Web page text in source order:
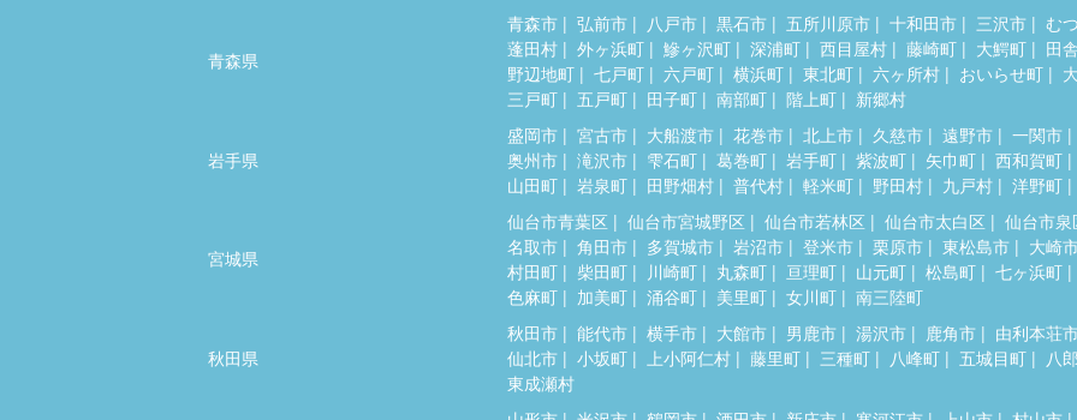
青森県
青森市 弘前市 八戸市 黒石市 五所川原市 十和田市 三沢市
む
蓬田村
外ヶ浜町 鰺ヶ沢町 深浦町 西目屋村 藤崎町 大鰐町
田
野辺地町
七戸町 六戸町 横浜町 東北町 六ヶ所村 おいらせ町
三戸町
五戸町 田子町 南部町 階上町 新郷村
岩手県
盛岡市 宮古市 大船渡市 花巻市 北上市 久慈市 遠野市
一関市
奥州市
滝沢市 雫石町 葛巻町 岩手町 紫波町 矢巾町
西和賀町
山田町
岩泉町 田野畑村 普代村 軽米町 野田村 九戸村 洋野町
宮城県
仙台市青葉区 仙台市宮城野区 仙台市若林区 仙台市太白区
仙台市泉
名取市
角田市 多賀城市 岩沼市 登米市 栗原市 東松島市
大崎
村田町
柴田町 川崎町 丸森町 亘理町 山元町 松島町
七ヶ浜町
色麻町
加美町 涌谷町 美里町 女川町 南三陸町
秋田県
秋田市 能代市 横手市 大館市 男鹿市 湯沢市 鹿角市
由利本荘
仙北市
小坂町 上小阿仁村 藤里町 三種町 八峰町 五城目町
八
東成瀬村